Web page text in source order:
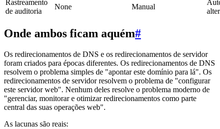
Rastreamento
de auditoria
None Manual
Onde ambos ficam aquém#
Os redirecionamentos de DNS e os redirecionamentos de servidor
foram criados para épocas diferentes. Os redirecionamentos de DNS
resolvem o problema simples de "apontar este domínio para lá". Os
redirecionamentos de servidor resolvem o problema de "configurar
este servidor web". Nenhum deles resolve o problema moderno de
"gerenciar, monitorar e otimizar redirecionamentos como parte
central das suas operações web".
As lacunas são reais: